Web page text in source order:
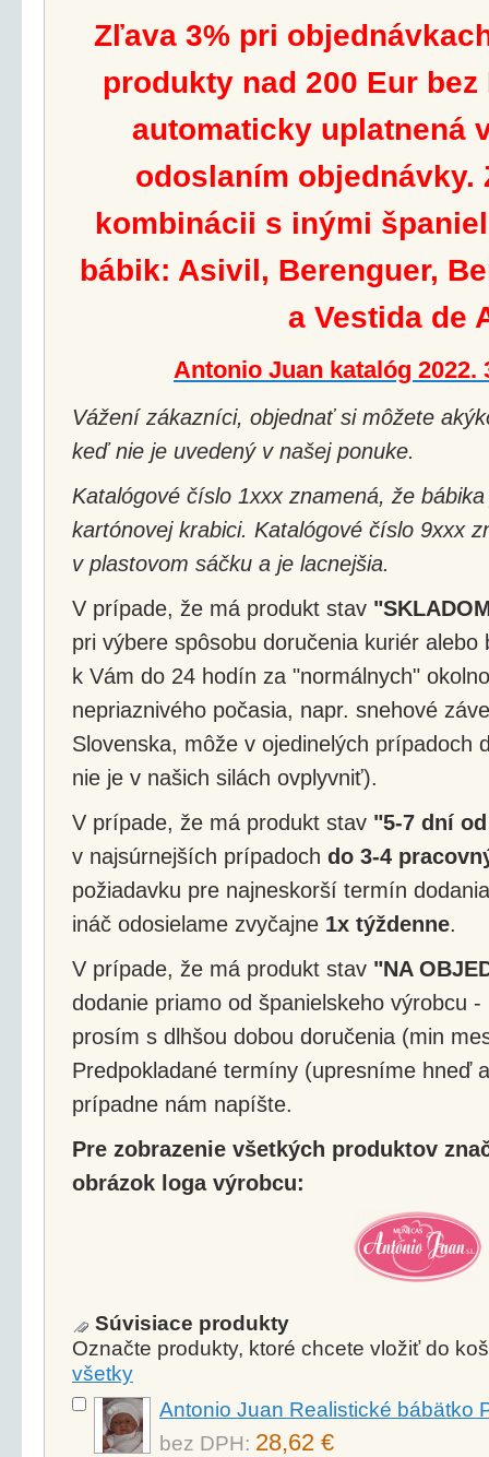
Zľava 3% pri
produkty nad 200 Eur bez
automaticky uplatnená
odoslaním objednávky.
kombinácii s inými
bábik: Asivil, Berenguer,
a Vestida de
Antonio Juan katalóg 2022.
Vážení zákazníci, objednať si môžete
keď nie je uvedený v našej ponuke.
Katalógové číslo 1xxx znamená, že
kartónovej krabici. Katalógové číslo 9xxx
v plastovom sáčku a je lacnejšia.
V prípade, že má produkt stav
pri výbere spôsobu doručenia kuriér
k Vám do 24 hodín za "normálnych"
nepriaznivého počasia, napr. snehové
Slovenska, môže v ojedinelých prípadoch
nie je v našich silách ovplyvniť).
V prípade, že má produkt stav "5-7 dní
v najsúrnejších prípadoch do 3-4
požiadavku pre najneskorší termín
ináč odosielame zvyčajne 1x týždenne.
V prípade, že má produkt stav "NA
dodanie priamo od španielskeho výrobcu
prosím s dlhšou dobou doručenia (min
Predpokladané termíny (upresníme hneď
prípadne nám napíšte.
Pre zobrazenie všetkých produktov
obrázok loga výrobcu:
Súvisiace produkty
Označte produkty, ktoré chcete vložiť do
všetky
Antonio Juan Realistické bábätko
bez DPH: 28,62 €